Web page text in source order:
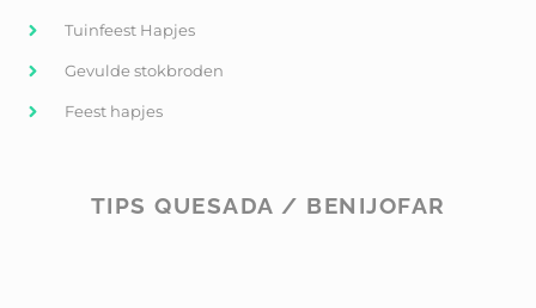
Tuinfeest Hapjes
Gevulde stokbroden
Feest hapjes
TIPS QUESADA / BENIJOFAR